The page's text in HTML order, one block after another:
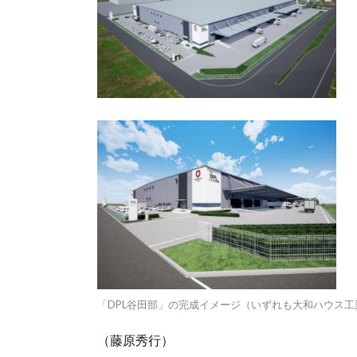
「DPL谷田部」の完成イメージ（いずれも大和ハウス
（藤原秀行）